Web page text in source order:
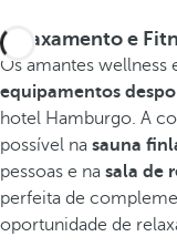
Relaxamento e
Os amantes
equipamentos
hotel Hamburgo. A
possível na sauna
pessoas e na sala de
perfeita de
oportunidade de